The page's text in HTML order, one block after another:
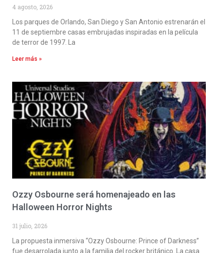
4 agosto, 2026
Los parques de Orlando, San Diego y San Antonio estrenarán el
11 de septiembre casas embrujadas inspiradas en la película
de terror de 1997. La
Leer más »
Ozzy Osbourne será homenajeado en las
Halloween Horror Nights
31 julio, 2026
La propuesta inmersiva “Ozzy Osbourne: Prince of Darkness”
fue desarrolada junto a la familia del rocker británico. La casa